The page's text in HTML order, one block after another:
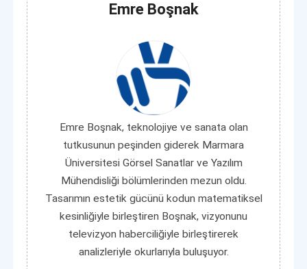
Emre Boşnak
Emre Boşnak, teknolojiye ve sanata olan
tutkusunun peşinden giderek Marmara
Üniversitesi Görsel Sanatlar ve Yazılım
Mühendisliği bölümlerinden mezun oldu.
Tasarımın estetik gücünü kodun matematiksel
kesinliğiyle birleştiren Boşnak, vizyonunu
televizyon haberciliğiyle birleştirerek
analizleriyle okurlarıyla buluşuyor.